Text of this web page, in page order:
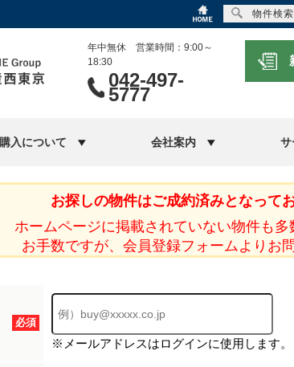
年中無休 営業時間：9:00～
18:30
042-497-
5777
購入について 会社案内 サ
お探しの物件はご成約済みとなってお
ホームページに掲載されていない物件も多
お手数ですが、会員登録フォームよりお
必須
※メールアドレスはログインに使用します。
物件検索